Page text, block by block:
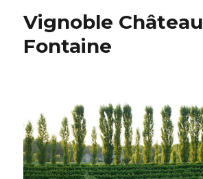
Vignoble Château
Fontaine